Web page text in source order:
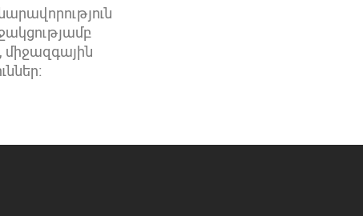
միջազգային